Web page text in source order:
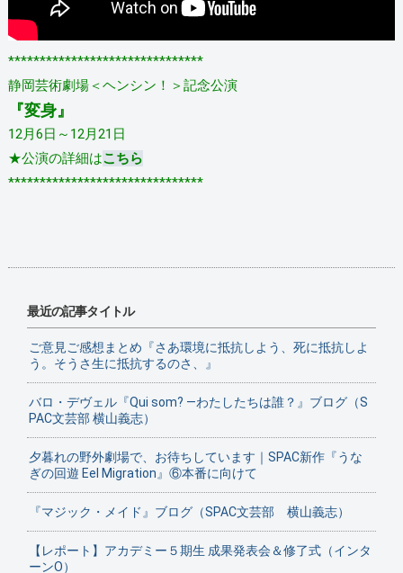
*******************************
静岡芸術劇場＜ヘンシン！＞記念公演
『変身』
12月6日～12月21日
★公演の詳細はこちら
*******************************
最近の記事タイトル
ご意見ご感想まとめ『さあ環境に抵抗しよう、死に抵抗しよ
う。そうさ生に抵抗するのさ、』
バロ・デヴェル『Qui som? ―わたしたちは誰？』ブログ（S
PAC文芸部 横山義志）
夕暮れの野外劇場で、お待ちしています｜SPAC新作『うな
ぎの回遊 Eel Migration』⑥本番に向けて
『マジック・メイド』ブログ（SPAC文芸部 横山義志）
【レポート】アカデミー５期生 成果発表会＆修了式（インタ
ーンO）